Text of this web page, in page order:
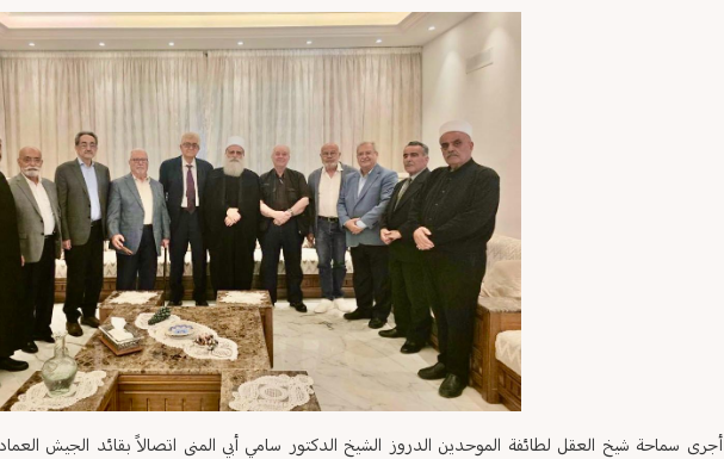
أجرى سماحة شيخ العقل لطائفة الموحدين الدروز الشيخ الدكتور سامي أبي المنى اتصالاً بقائد الجيش